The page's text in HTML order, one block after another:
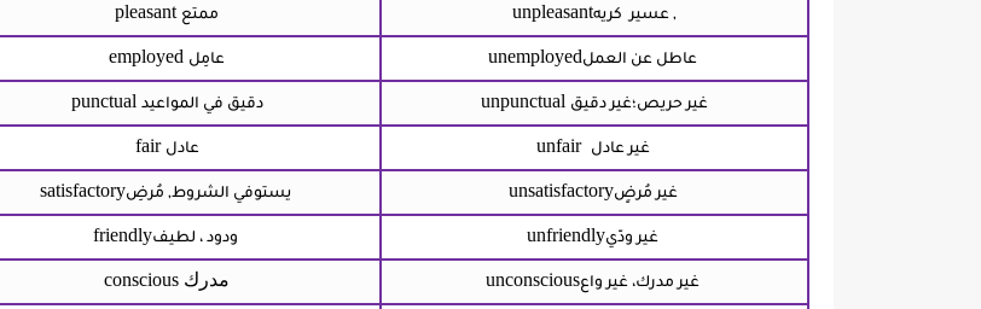
unpleasantكريه , عسير pleasant ممتع
unemployedعاطل عن العمل employed عامِل
غير حريص؛غير دقيق unpunctual
punctual دقيق في المواعيد
unfair غير عادل fair عادل
unsatisfactoryغير مُرضٍ satisfactoryيستوفي الشروط, مُرضِ
unfriendlyغير ودّي friendlyودود ، لطيف
unconsciousغير مدرك، غير واع conscious مدرك